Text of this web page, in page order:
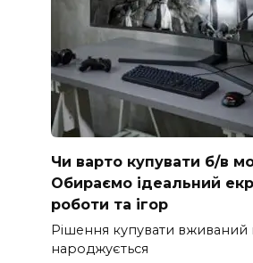
Чи варто купувати б/в
Обираємо ідеальний
роботи та ігор
Рішення купувати вживаний
народжується